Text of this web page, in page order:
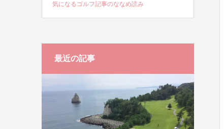
気になるゴルフ記事のななめ読み
最近の記事